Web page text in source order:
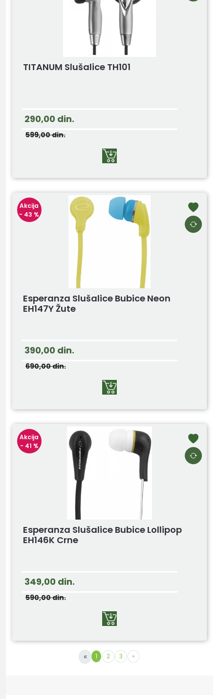
TITANUM Slušalice TH101
290,00 din.
599,00din.
Akcija
- 43 %
Esperanza Slušalice Bubice Neon
EH147Y Žute
390,00 din.
690,00din.
Akcija
- 41 %
Esperanza Slušalice Bubice Lollipop
EH146K Crne
349,00 din.
590,00din.
« 1 2 3 »